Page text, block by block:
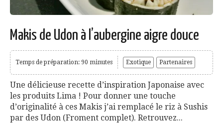
Makis de Udon à l’aubergine aigre douce
Temps de préparation: 90 minutes Exotique Partenaires
Une délicieuse recette d’inspiration Japonaise avec
les produits Lima ! Pour donner une touche
d’originalité à ces Makis j’ai remplacé le riz à Sushis
par des Udon (Froment complet). Retrouvez...